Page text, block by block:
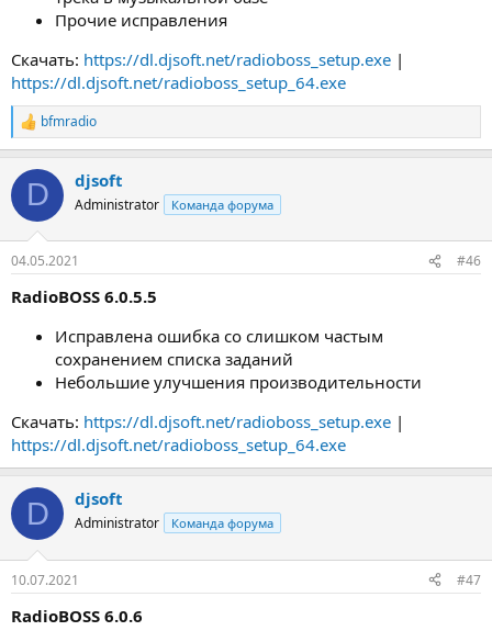
Прочие исправления
Скачать: https://dl.djsoft.net/radioboss_setup.exe |
https://dl.djsoft.net/radioboss_setup_64.exe
Р
е
к
и
bfmradio
D djsoft
Administrator Команда форума
04.05.2021 #46
RadioBOSS 6.0.5.5
Исправлена ошибка со слишком частым
сохранением списка заданий
Небольшие улучшения производительности
Скачать: https://dl.djsoft.net/radioboss_setup.exe |
https://dl.djsoft.net/radioboss_setup_64.exe
D djsoft
Administrator Команда форума
10.07.2021 #47
RadioBOSS 6.0.6